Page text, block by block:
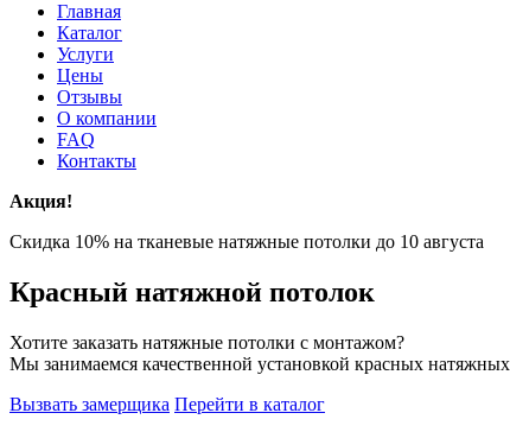
Главная
Каталог
Услуги
Цены
Отзывы
О компании
FAQ
Контакты
Акция!
Скидка 10% на тканевые натяжные потолки до 10 августа
Красный натяжной потолок
Хотите заказать натяжные потолки с монтажом?
Мы занимаемся качественной установкой красных
Вызвать замерщика Перейти в каталог